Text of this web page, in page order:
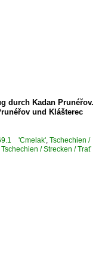
Private
'Bügeleisen'
durch Kadan Prunéřov.
und Klášterec
'Cmelak', Tschechien /
Tschechien / Strecken / Trať